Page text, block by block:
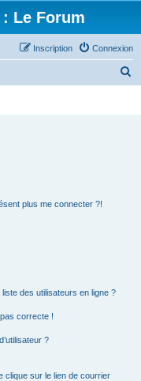
: Le Forum
Connexion
Inscription
plus me connecter ?!
des utilisateurs en ligne ?
pas correcte !
?
clique sur le lien de courrier